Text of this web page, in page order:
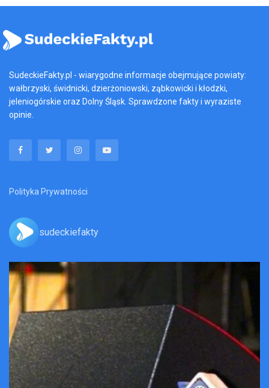
SudeckieFakty.pl - wiarygodne informacje obejmujące powiaty:
wałbrzyski, świdnicki, dzierżoniowski, ząbkowicki i kłodzki,
jeleniogórskie oraz Dolny Śląsk. Sprawdzone fakty i wyraziste
opinie.
Polityka Prywatności
sudeckiefakty